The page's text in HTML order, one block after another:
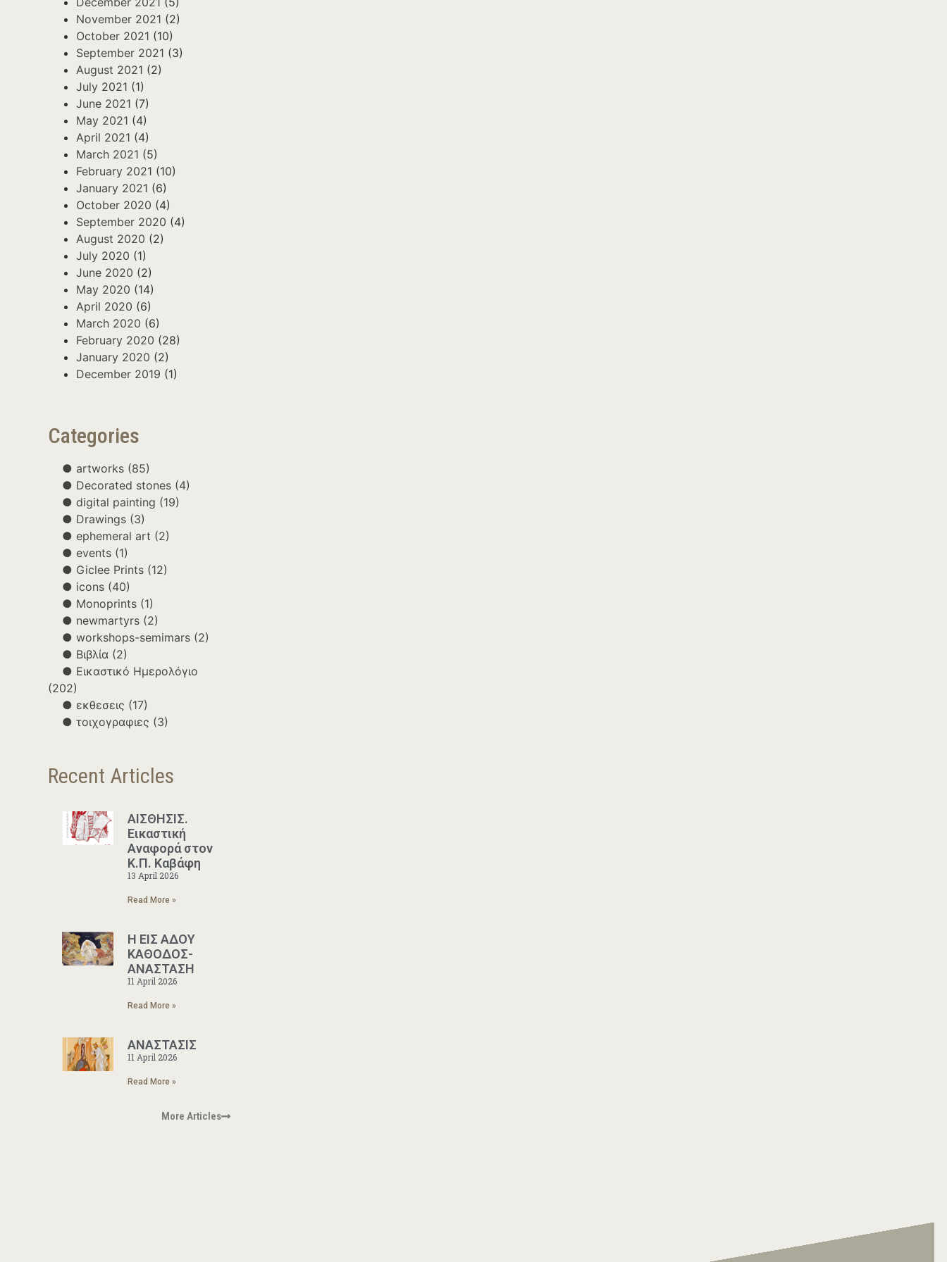
November 2021 (2)
October 2021 (10)
September 2021 (3)
August 2021 (2)
July 2021 (1)
June 2021 (7)
May 2021 (4)
April 2021 (4)
March 2021 (5)
February 2021 (10)
January 2021 (6)
October 2020 (4)
September 2020 (4)
August 2020 (2)
July 2020 (1)
June 2020 (2)
May 2020 (14)
April 2020 (6)
March 2020 (6)
February 2020 (28)
January 2020 (2)
December 2019 (1)
Categories
artworks (85)
Decorated stones (4)
digital painting (19)
Drawings (3)
ephemeral art (2)
events (1)
Giclee Prints (12)
icons (40)
Monoprints (1)
newmartyrs (2)
workshops-semimars (2)
Βιβλία (2)
Εικαστικό Ημερολόγιο
(202)
εκθεσεις (17)
τοιχογραφιες (3)
Recent Articles
ΑΙΣΘΗΣΙΣ.
Εικαστική
Αναφορά στον
Κ.Π. Καβάφη
13 April 2026
Read More »
Η ΕΙΣ ΑΔΟΥ
ΚΑΘΟΔΟΣ-
ΑΝΑΣΤΑΣΗ
11 April 2026
Read More »
ΑΝΑΣΤΑΣΙΣ
11 April 2026
Read More »
More Articles